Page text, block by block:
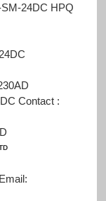
24DC HPQ
Contact :